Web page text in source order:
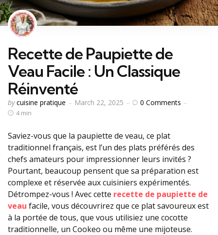
Recette de Paupiette de
Veau Facile : Un Classique
Réinventé
Posted
by
by cuisine pratique March 22, 2025 0 Comments
4 min
Saviez-vous que la paupiette de veau, ce plat
traditionnel français, est l’un des plats préférés des
chefs amateurs pour impressionner leurs invités ?
Pourtant, beaucoup pensent que sa préparation est
complexe et réservée aux cuisiniers expérimentés.
Détrompez-vous ! Avec cette recette de paupiette de
veau facile, vous découvrirez que ce plat savoureux est
à la portée de tous, que vous utilisiez une cocotte
traditionnelle, un Cookeo ou même une mijoteuse.